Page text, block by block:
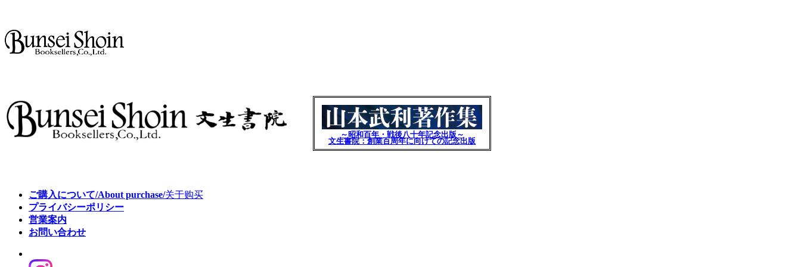
～昭和百年・戦後八十年記念出版～
文生書院：創業百周年に向けての記念出版
ご購入について/About purchase/关于购买
プライバシーポリシー
営業案内
お問い合わせ